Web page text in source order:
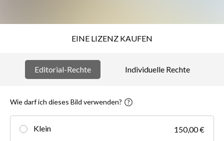
EINE LIZENZ KAUFEN
Editorial-Rechte Individuelle Rechte
Wie darf ich dieses Bild verwenden?
Klein 150,00 €